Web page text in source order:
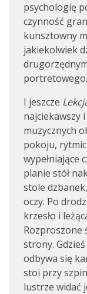
psychologię
czynność
kunsztowny
jakiekolwiek
portretowego.
I jeszcze
najciekawszy
muzycznych
pokoju,
wypełniające
planie stół
stole
oczy. Po
krzesło i
Rozproszone
strony.
odbywa się
stoi przy
lustrze widać